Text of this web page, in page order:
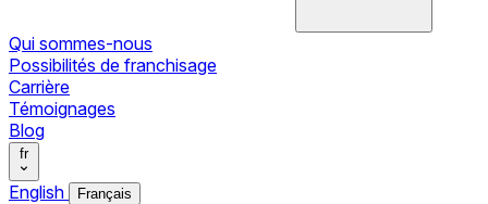
Qui sommes-nous
Possibilités de franchisage
Carrière
Témoignages
Blog
fr
English Français